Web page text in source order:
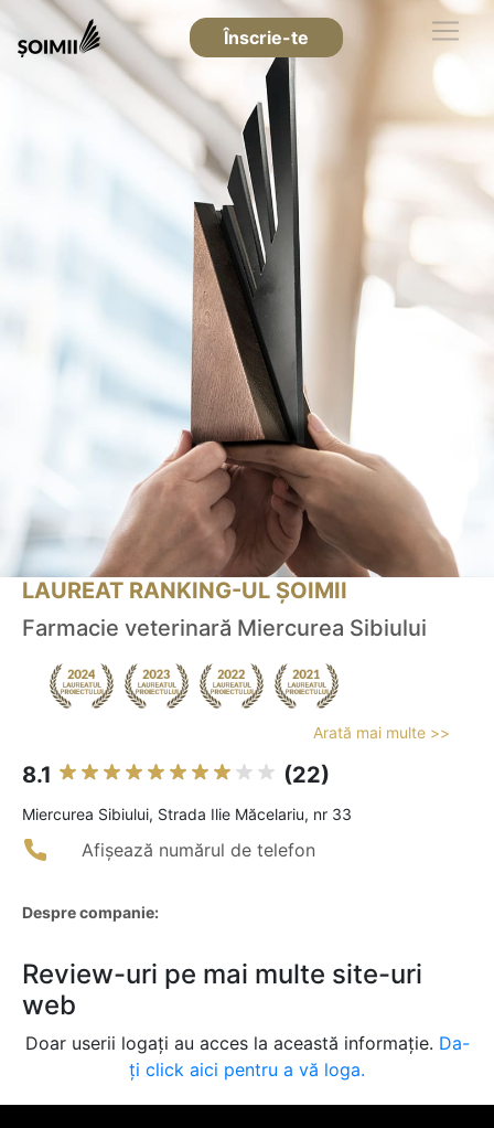
Înscrie-te
LAUREAT RANKING-UL ȘOIMII
Farmacie veterinară Miercurea Sibiului
Arată mai multe >>
8.1 (22)
Miercurea Sibiului, Strada Ilie Măcelariu, nr 33
Afișează numărul de telefon
Despre companie:
Review-uri pe mai multe site-uri
web
Doar userii logați au acces la această informație. Da-
ți click aici pentru a vă loga.